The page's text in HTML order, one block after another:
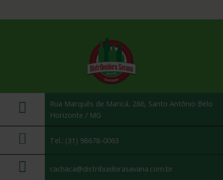
Rua Marquês de Maricá, 286, Santo Antônio Belo
Horizonte / MG
Tel.: (31) 98678-0063
cachaca@distribuidorasavana.com.br